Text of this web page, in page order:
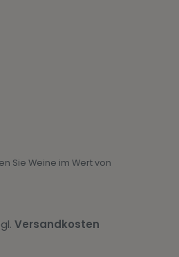
Sie Weine im Wert von
Versandkosten